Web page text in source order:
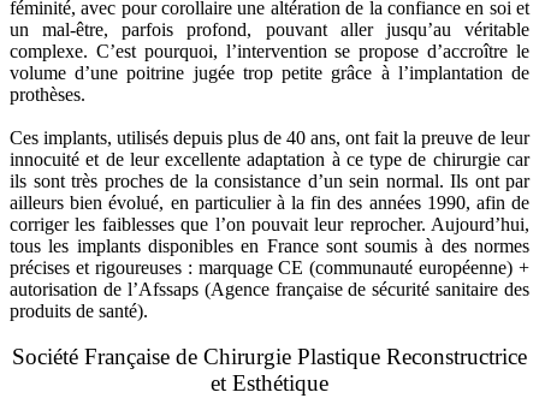
féminité, avec pour corollaire une altération de la confiance en soi et
un mal-être, parfois profond, pouvant aller jusqu’au véritable
complexe. C’est pourquoi, l’intervention se propose d’accroître le
volume d’une poitrine jugée trop petite grâce à l’implantation de
prothèses.
Ces implants, utilisés depuis plus de 40 ans, ont fait la preuve de leur
innocuité et de leur excellente adaptation à ce type de chirurgie car
ils sont très proches de la consistance d’un sein normal. Ils ont par
ailleurs bien évolué, en particulier à la fin des années 1990, afin de
corriger les faiblesses que l’on pouvait leur reprocher. Aujourd’hui,
tous les implants disponibles en France sont soumis à des normes
précises et rigoureuses : marquage CE (communauté européenne) +
autorisation de l’Afssaps (Agence française de sécurité sanitaire des
produits de santé).
Société Française de Chirurgie Plastique Reconstructrice
et Esthétique